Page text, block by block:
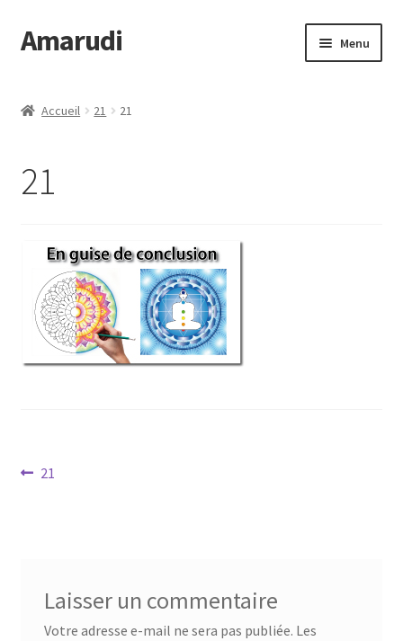
Aller
à
navigation
Aller
au
Amarudi Menu
Ateliers en ligne
Commande
Crop Circles
Galerie
Me contacter
Vidéos
Accueil 21 21
21
Navigation
Article
21
Laisser un commentaire
Votre adresse e-mail ne sera pas publiée. Les